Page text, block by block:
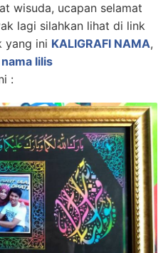
wisuda, ucapan selamat
lagi silahkan lihat di link
yang ini KALIGRAFI NAMA,
lilis
: